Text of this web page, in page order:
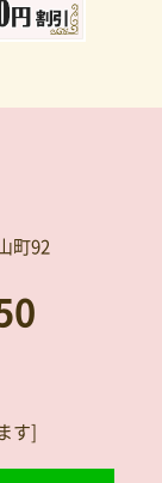
町92
す]